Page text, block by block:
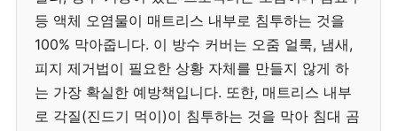
등 액체 오염물이 매트리스 내부로 침투하는 것을
100% 막아줍니다. 이 방수 커버는 오줌 얼룩, 냄새,
피지 제거법이 필요한 상황 자체를 만들지 않게 하
는 가장 확실한 예방책입니다. 또한, 매트리스 내부
로 각질(진드기 먹이)이 침투하는 것을 막아 침대 곰